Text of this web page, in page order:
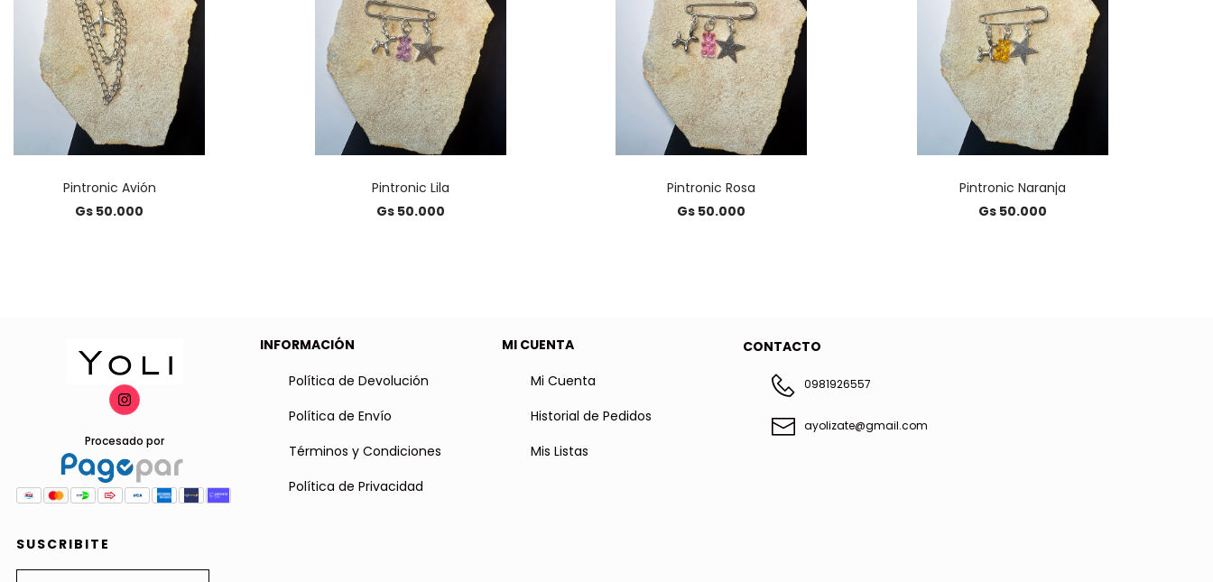
Pintronic Avión
Gs 50.000
Pintronic Lila
Gs 50.000
Pintronic Rosa
Gs 50.000
Pintronic Naranja
Gs 50.000
Procesado por
INFORMACIÓN
Política de Devolución
Política de Envío
Términos y Condiciones
Política de Privacidad
MI CUENTA
Mi Cuenta
Historial de Pedidos
Mis Listas
CONTACTO
0981926557
ayolizate@gmail.com
SUSCRIBITE